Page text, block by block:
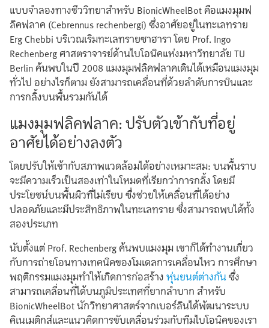
แบบจำลองทางชีววิทยาสำหรับ BionicWheelBot คือแมงมุมฟ
ลิคฟลาค (Cebrennus rechenbergi) ซึ่งอาศัยอยู่ในทะเลทราย
Erg Chebbi บริเวณเริมทะเลทรายซาฮารา โดย Prof. Ingo
Rechenberg ศาสตราจารย์ด้านไบโอนิคแห่งมหาวิทยาลัย TU
Berlin ค้นพบในปี 2008 แมงมุมฟลิคฟลาคเดินได้เหมือนแมงมุม
ทั่วไป อย่างไรก็ตาม ยังสามารถเคลื่อนที่ด้วยลำดับการบินและ
การกลิ้งบนพื้นรวมกันได้
แมงมุมฟลิคฟลาค: ปรับตัวเข้ากับที่อยู่
อาศัยได้อย่างลงตัว
โดยปรับให้เข้ากับสภาพแวดล้อมได้อย่างเหมาะสม: บนพื้นราบ
จะมีความเร็วเป็นสองเท่าในโหมดที่เรียกว่าการกลิ้ง โดยมี
ประโยชน์บนพื้นผิวที่ไม่เรียบ ซึ่งช่วยให้เคลื่อนที่ได้อย่าง
ปลอดภัยและมีประสิทธิภาพในทะเลทราย ซึ่งสามารถพบได้ทั้ง
สองประเภท
นับตั้งแต่ Prof. Rechenberg ค้นพบแมงมุม เขาก็ได้ทำงานเกี่ยว
กับการถ่ายโอนทางเทคนิคของโมเดลการเคลื่อนไหว การศึกษา
พฤติกรรมแมงมุมทำให้เกิดการก่อสร้างหุ่นยนต์ต่างกันซึ่ง
สามารถเคลื่อนที่ได้บนภูมิประเทศที่ยากลำบาก สำหรับ
BionicWheelBot นักวิทยาศาสตร์จากเบอร์ลินได้พัฒนาระบบ
คิเนเมติกส์และแนวคิดการขับเคลื่อนร่วมกับทีมไบโอนิคของเรา